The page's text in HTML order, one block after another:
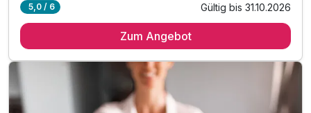
1 x Frühstück zum Verlieben
1 x Glas Winzersekt zu Begrüßung an der Hotelbar
1 x Flasche Wasser bei Anreise auf dem Zimmer
inkl. Nutzung der hoteleigenen Sauna
5,0 / 6 Gültig bis 31.10.2026
Zum Angebot